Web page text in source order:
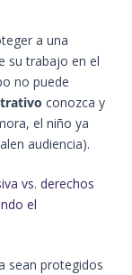
a una
su trabajo en el
no puede
conozca y
el niño ya
audiencia).
vs. derechos
el
sean protegidos